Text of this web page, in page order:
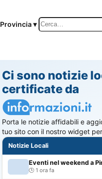
Provincia ▾ Cerca
Ci sono notizie
certificate da
Porta le notizie affidabili e
tuo sito con il nostro widget
Notizie Locali
Eventi nel weekend a
1 ora fa